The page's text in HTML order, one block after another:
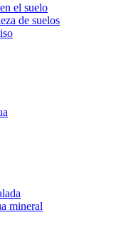
el suelo
de suelos
mineral